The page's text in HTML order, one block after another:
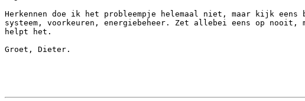
Herkennen doe ik het probleempje helemaal niet, maar kijk eens
systeem, voorkeuren, energiebeheer. Zet allebei eens op nooit,
helpt het.
Groet, Dieter.